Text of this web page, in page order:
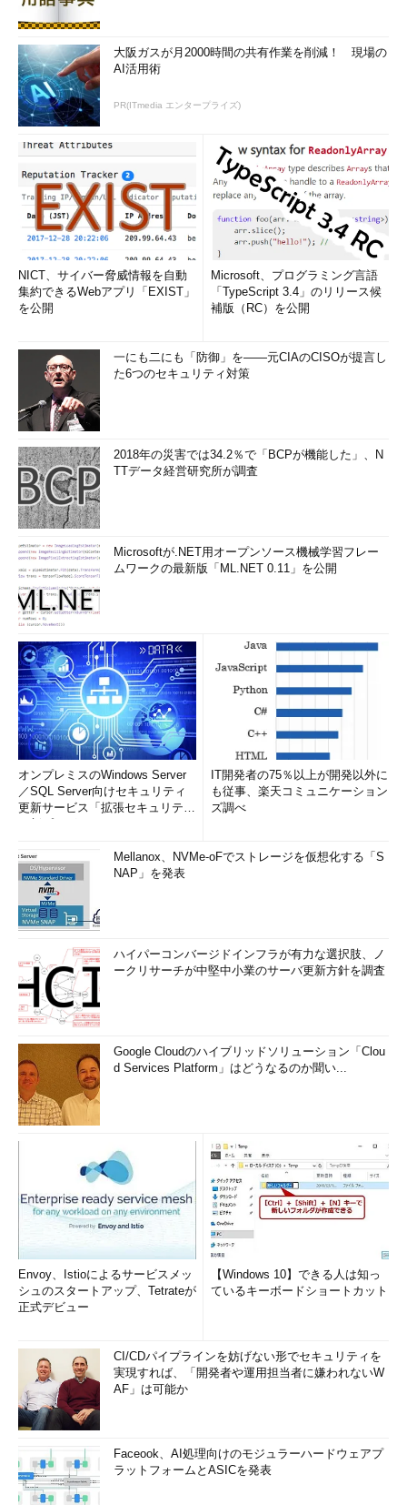
大阪ガスが月2000時間の共有作業を削減！ 現場の
AI活用術
PR(ITmedia エンタープライズ)
NICT、サイバー脅威情報を自動
集約できるWebアプリ「EXIST」
を公開
Microsoft、プログラミング言語
「TypeScript 3.4」のリリース候
補版（RC）を公開
一にも二にも「防御」を――元CIAのCISOが提言し
た6つのセキュリティ対策
2018年の災害では34.2％で「BCPが機能した」、N
TTデータ経営研究所が調査
Microsoftが.NET用オープンソース機械学習フレー
ムワークの最新版「ML.NET 0.11」を公開
オンプレミスのWindows Server
／SQL Server向けセキュリティ
更新サービス「拡張セキュリティ
IT開発者の75％以上が開発以外に
も従事、楽天コミュニケーション
ズ調べ
Mellanox、NVMe-oFでストレージを仮想化する「S
NAP」を発表
ハイパーコンバージドインフラが有力な選択肢、ノ
ークリサーチが中堅中小業のサーバ更新方針を調査
Google Cloudのハイブリッドソリューション「Clou
d Services Platform」はどうなるのか聞い...
Envoy、Istioによるサービスメッ
シュのスタートアップ、Tetrateが
正式デビュー
【Windows 10】できる人は知っ
ているキーボードショートカット
CI/CDパイプラインを妨げない形でセキュリティを
実現すれば、「開発者や運用担当者に嫌われないW
AF」は可能か
Faceook、AI処理向けのモジュラーハードウェアプ
ラットフォームとASICを発表